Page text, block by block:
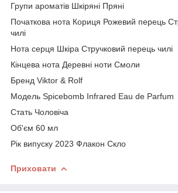
Групи ароматів Шкіряні Пряні
Початкова нота Кориця Рожевий перець
чилі
Нота серця Шкіра Стручковий перець чилі
Кінцева нота Деревні ноти Смоли
Бренд Viktor & Rolf
Модель Spicebomb Infrared Eau de Parfum
Стать Чоловіча
Об'єм 60 мл
Рік випуску 2023 Флакон Скло
Приховати